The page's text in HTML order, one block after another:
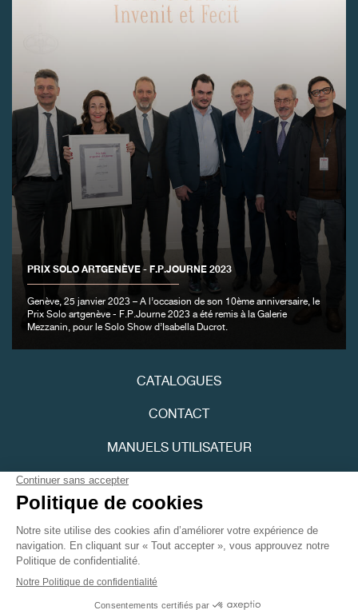
PRIX SOLO ARTGENÈVE - F.P.JOURNE 2023
Genève, 25 janvier 2023 – A l’occasion de son 10ème anniversaire, le
Prix Solo artgenève - F.P.Journe 2023 a été remis à la Galerie
Mezzanin, pour le Solo Show d’Isabella Ducrot.
CATALOGUES
CONTACT
MANUELS UTILISATEUR
ACCESSIBILITÉ
FAUX
FAUX